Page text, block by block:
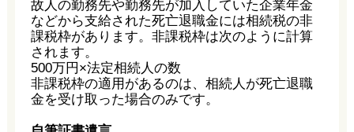
故人の勤務先や勤務先が加入していた企業年金
などから支給された死亡退職金には相続税の非
課税枠があります。非課税枠は次のように計算
されます。
500万円×法定相続人の数
非課税枠の適用があるのは、相続人が死亡退職
金を受け取った場合のみです。